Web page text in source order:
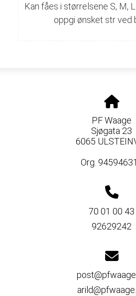
Kan fåes i størrelsene S, M,
oppgi ønsket str ved
PF Waage
Sjøgata 23
6065
Org.
70 01 00 43
92629242